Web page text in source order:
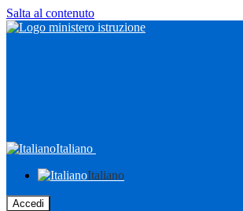
Salta al contenuto
Italiano
Italiano
Accedi